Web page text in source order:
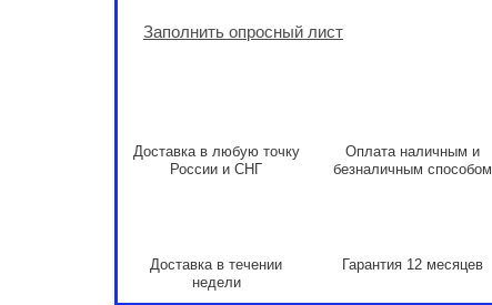
Заполнить опросный лист
Доставка в любую точку
России и СНГ
Оплата наличным и
безналичным способом
Доставка в течении
недели
Гарантия 12 месяцев